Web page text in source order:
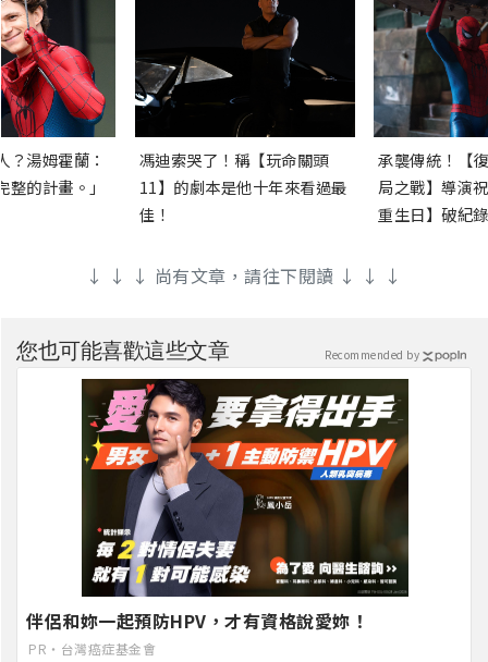
？湯姆霍蘭：
的計畫。」
馮迪索哭了！稱【玩命關頭
11】的劇本是他十年來看過最
佳！
承襲傳統！【
局之戰】導演
重生日】破紀
↓ ↓ ↓ 尚有文章，請往下閱讀 ↓ ↓ ↓
您也可能喜歡這些文章
伴侶和妳一起預防HPV，才有資格說愛妳！
PR・台灣癌症基金會
Recommended by